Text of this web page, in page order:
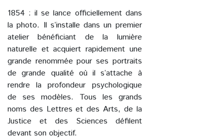
1854 : il se lance officiellement dans
la photo. Il s’installe dans un premier
atelier bénéficiant de la lumière
naturelle et acquiert rapidement une
grande renommée pour ses portraits
de grande qualité où il s’attache à
rendre la profondeur psychologique
de ses modèles. Tous les grands
noms des Lettres et des Arts, de la
Justice et des Sciences défilent
devant son objectif.